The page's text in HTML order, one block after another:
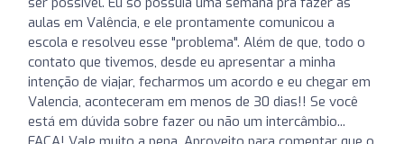
aulas em Valência, e ele prontamente comunicou a
escola e resolveu esse "problema". Além de que, todo o
contato que tivemos, desde eu apresentar a minha
intenção de viajar, fecharmos um acordo e eu chegar em
Valencia, aconteceram em menos de 30 dias!! Se você
está em dúvida sobre fazer ou não um intercâmbio...